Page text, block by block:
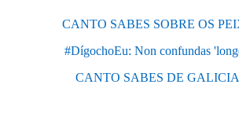
CANTO SABES SOBRE OS
#DígochoEu: Non confundas
CANTO SABES DE